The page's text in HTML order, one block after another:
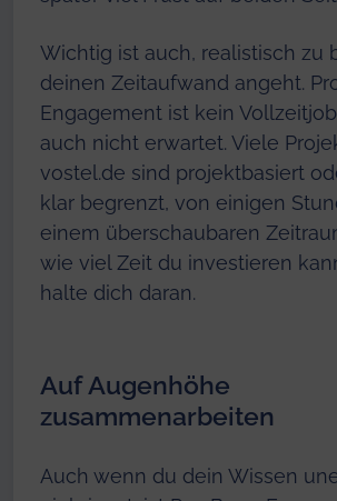
Wichtig ist auch, realistisch zu
deinen Zeitaufwand angeht.
Engagement ist kein
auch nicht erwartet. Viele
vostel.de sind projektbasiert
klar begrenzt, von einigen
einem überschaubaren
wie viel Zeit du investieren
halte dich daran.
Auf Augenhöhe
zusammenarbeiten
Auch wenn du dein Wissen